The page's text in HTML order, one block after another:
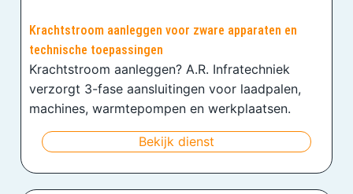
Krachtstroom aanleggen voor zware apparaten en
technische toepassingen
Krachtstroom aanleggen? A.R. Infratechniek
verzorgt 3-fase aansluitingen voor laadpalen,
machines, warmtepompen en werkplaatsen.
Bekijk dienst